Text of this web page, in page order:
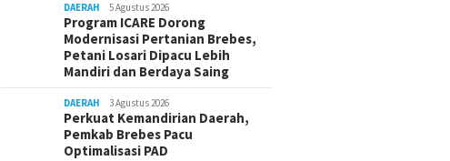
DAERAH 5 Agustus 2026
Program ICARE Dorong
Modernisasi Pertanian Brebes,
Petani Losari Dipacu Lebih
Mandiri dan Berdaya Saing
DAERAH 3 Agustus 2026
Perkuat Kemandirian Daerah,
Pemkab Brebes Pacu
Optimalisasi PAD